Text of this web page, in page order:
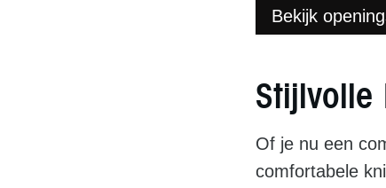
Bekijk
Stijlvolle
Of je nu een
comfortabele